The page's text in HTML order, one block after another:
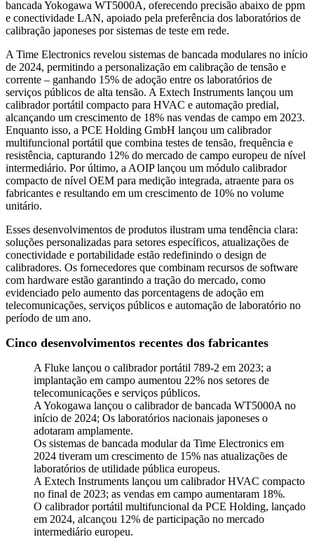
bancada Yokogawa WT5000A, oferecendo precisão abaixo de ppm
e conectividade LAN, apoiado pela preferência dos laboratórios de
calibração japoneses por sistemas de teste em rede.
A Time Electronics revelou sistemas de bancada modulares no início
de 2024, permitindo a personalização em calibração de tensão e
corrente – ganhando 15% de adoção entre os laboratórios de
serviços públicos de alta tensão. A Extech Instruments lançou um
calibrador portátil compacto para HVAC e automação predial,
alcançando um crescimento de 18% nas vendas de campo em 2023.
Enquanto isso, a PCE Holding GmbH lançou um calibrador
multifuncional portátil que combina testes de tensão, frequência e
resistência, capturando 12% do mercado de campo europeu de nível
intermediário. Por último, a AOIP lançou um módulo calibrador
compacto de nível OEM para medição integrada, atraente para os
fabricantes e resultando em um crescimento de 10% no volume
unitário.
Esses desenvolvimentos de produtos ilustram uma tendência clara:
soluções personalizadas para setores específicos, atualizações de
conectividade e portabilidade estão redefinindo o design de
calibradores. Os fornecedores que combinam recursos de software
com hardware estão garantindo a tração do mercado, como
evidenciado pelo aumento das porcentagens de adoção em
telecomunicações, serviços públicos e automação de laboratório no
período de um ano.
Cinco desenvolvimentos recentes dos fabricantes
A Fluke lançou o calibrador portátil 789-2 em 2023; a
implantação em campo aumentou 22% nos setores de
telecomunicações e serviços públicos.
A Yokogawa lançou o calibrador de bancada WT5000A no
início de 2024; Os laboratórios nacionais japoneses o
adotaram amplamente.
Os sistemas de bancada modular da Time Electronics em
2024 tiveram um crescimento de 15% nas atualizações de
laboratórios de utilidade pública europeus.
A Extech Instruments lançou um calibrador HVAC compacto
no final de 2023; as vendas em campo aumentaram 18%.
O calibrador portátil multifuncional da PCE Holding, lançado
em 2024, alcançou 12% de participação no mercado
intermediário europeu.